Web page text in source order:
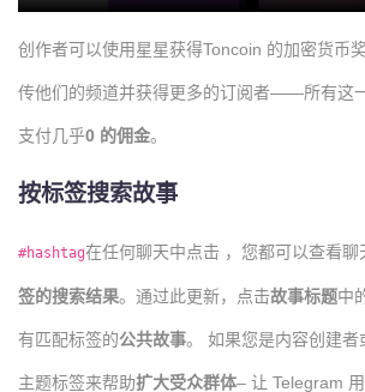
创作者可以使用星星获得Toncoin 的加密货币
传他们的频道并获得更多的订阅者——所有这
支付几乎0 的佣金。
按标签搜索故事
#hashtag在任何聊天中点击 ，您都可以查看聊
签的搜索结果。通过此更新，点击故事标题中
有匹配标签的公共故事。 如果您是内容创建者
主题标签来帮助扩大受众群体– 让 Telegram